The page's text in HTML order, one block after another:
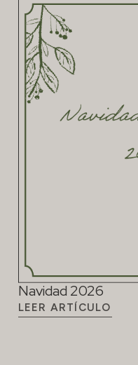
Navidad 2026
LEER ARTÍCULO